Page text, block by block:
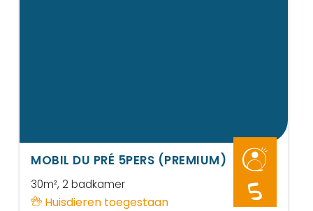
MOBIL DU PRÉ 5PERS (PREMIUM)
30m², 2 badkamer
Huisdieren toegestaan 5